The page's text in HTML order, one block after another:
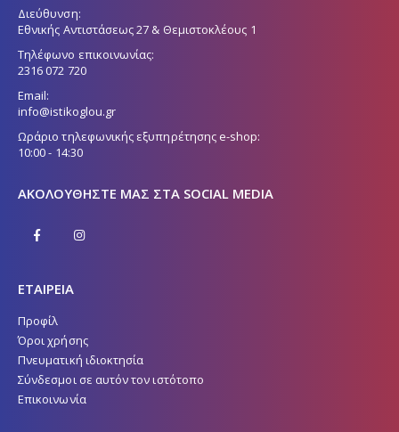
Διεύθυνση:
Εθνικής Αντιστάσεως 27 & Θεμιστοκλέους 1
Τηλέφωνο επικοινωνίας:
2316 072 720
Email:
info@istikoglou.gr
Ωράριο τηλεφωνικής εξυπηρέτησης e-shop:
10:00 - 14:30
ΑΚΟΛΟΥΘΉΣΤΕ ΜΑΣ ΣΤΑ SOCIAL MEDIA
ΕΤΑΙΡΕΙΑ
Προφίλ
Όροι χρήσης
Πνευματική ιδιοκτησία
Σύνδεσμοι σε αυτόν τον ιστότοπο
Επικοινωνία